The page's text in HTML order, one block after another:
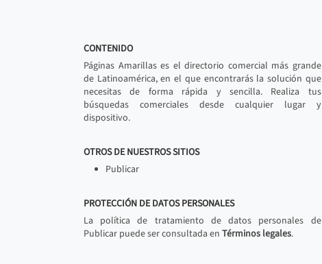
CONTENIDO
Páginas Amarillas es el directorio comercial más grande
de Latinoamérica, en el que encontrarás la solución que
necesitas de forma rápida y sencilla. Realiza tus
búsquedas comerciales desde cualquier lugar y
dispositivo.
OTROS DE NUESTROS SITIOS
Publicar
PROTECCIÓN DE DATOS PERSONALES
La política de tratamiento de datos personales de
Publicar puede ser consultada en Términos legales.